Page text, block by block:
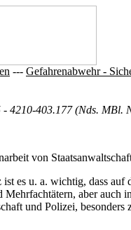
--- Gefahrenabwehr -
4210-403.177 (Nds. MBl.
von
es u. a. wichtig, dass
Mehrfachtätern, aber
und Polizei, besonders